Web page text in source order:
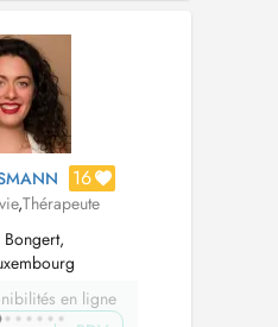
que les
...
16
,Thérapeute
Bongert,
en ligne